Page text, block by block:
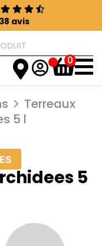
avis
0
Terreaux
5 l
5